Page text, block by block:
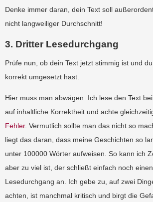
Denke immer daran, dein Text soll
nicht langweiliger Durchschnitt!
3. Dritter Lesedurchgang
Prüfe nun, ob dein Text jetzt stimmig ist und
korrekt umgesetzt hast.
Hier muss man abwägen. Ich lese den Text
auf inhaltliche Korrektheit und achte
Fehler. Vermutlich sollte man das nicht so
liegt das daran, dass meine Geschichten so
unter 100000 Wörter aufweisen. So kann ich
aber zu viel ist, der schließt einfach noch
Lesedurchgang an. Ich gebe zu, auf zwei
achten, ist manchmal kritisch und birgt die